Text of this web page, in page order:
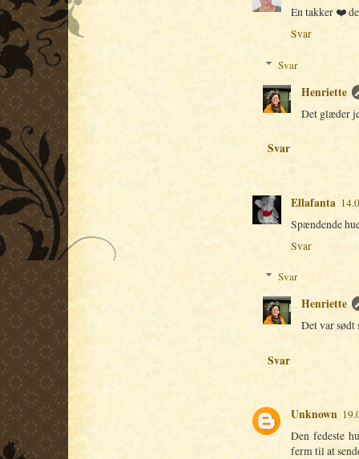
En takker ❤️
Svar
Svar
Henriette
Det glæder
Svar
Ellafanta
Spændende
Svar
Svar
Henriette
Det var sødt
Svar
Unknown
Den fedeste
ferm til at